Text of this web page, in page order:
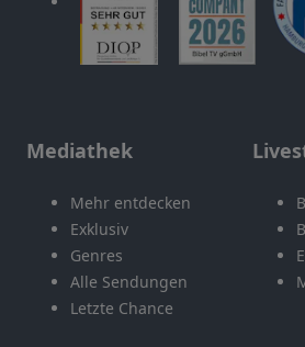
Mediathek
Mehr entdecken
Exklusiv
Genres
Alle Sendungen
Letzte Chance